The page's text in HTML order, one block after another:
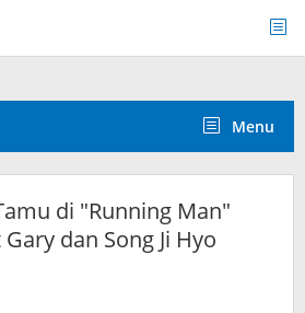
Menu
di "Running Man"
dan Song Ji Hyo